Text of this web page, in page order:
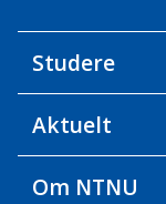
Studere
Aktuelt
Om NTNU